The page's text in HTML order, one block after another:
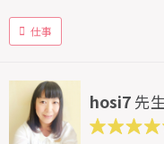
仕事
hosi7 先